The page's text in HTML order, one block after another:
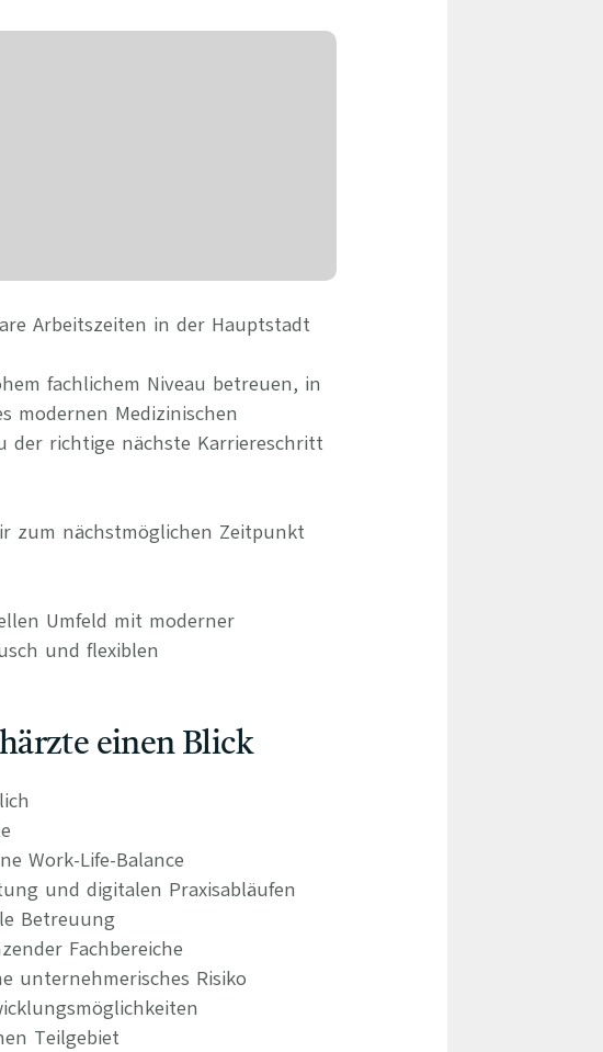
Erfolgsbasierte Personalvermittlung
Arbeitszeiten in der Hauptstadt
fachlichem Niveau betreuen, in
modernen Medizinischen
der richtige nächste Karriereschritt
zum nächstmöglichen Zeitpunkt
Umfeld mit moderner
und flexiblen
einen Blick
Work-Life-Balance
und digitalen Praxisabläufen
Betreuung
Fachbereiche
unternehmerisches Risiko
Teilgebiet